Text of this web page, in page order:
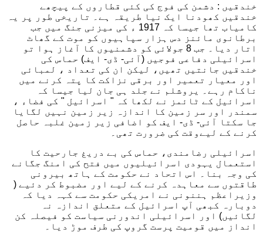
خندقیں : دشمن کی فوج کی کئی قطاروں کے پیچھے
خندقیں کھودنا ایک نیا طریقہ ہے۔ تاریخی طور پر یہ
کامیاب تھا جیسا کہ 1917 ء کی میزنی جنگ میں جب
برطانوی مائنز دس ہزار سپاہیوں کو موت کے گھاٹ
اتار دیا۔ جب 8 جولائی کو دشمنیوں کا آغاز ہوا تو
اسرائیلی دفاعی فوجیں (آئی- ڈی- ایف) حماس کی
خندقیں جانتیں تھیں، لیکن ان کی تعداد ، لمبائی
اور معیار تعمیر اور برقی نزاکت کا پتہ کرنے میں
ناکام رہے۔ یروشلم نے جلد ہی جان لیا جیسا کہ
اسرائیل کے ٹائمز نے لکھا کہ " اسرائیل " کی فضاء ،
سمندر اور سر زمین کا اندازہ زیر زمین نہیں لگایا
جا سکتا آئی- ڈی- ایف کو اضافی زیر زمین غلبہ حاصل
کرنے کے لیےوقت کی ضرورت تھی۔
اسرائیلی رضامندی، حماس کی بے دریغ جارحیت کا
استعمال یہودی اسرائیلیوں میں فتح کی امنگ جگانے
کی وجہ بنا۔ اس اتحاد نے حکومت کے ہاتھ بیرونی
طاقتوں سے معاہدہ کرنے کے لیے اور مضبوط کر دئیے (
وزیراعظم ہننونی نے امریکی حکومت سے کہہ دیا کہ
دوبارہ کبھی آپ اسرائیل کے متعلق اندازہ نہ
لگائیں) اور اسرائیلی اندورنی سیاست کو فیصلہ کن
انداز میں قومیت پرست گروپ کی طرف موڑ دیا۔